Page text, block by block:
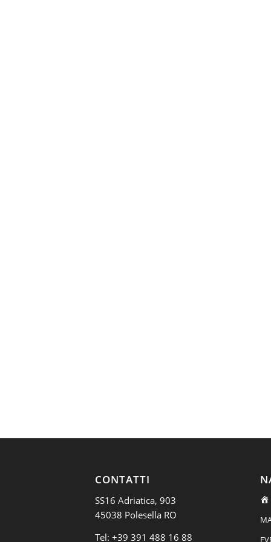
CONTATTI
SS16 Adriatica, 903
45038 Polesella RO
Tel: +39 391 488 16 88